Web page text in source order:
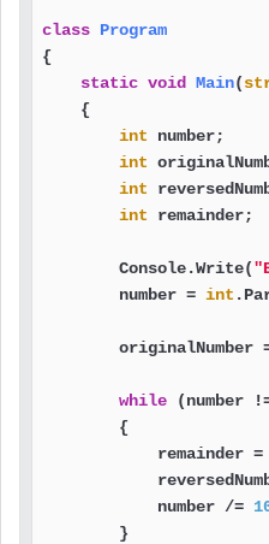
class Program
{
static void Main(
    {
int number;
int
int
int remainder;
        Console.Write(
        number =
int
originalNumber
while (number
        {
remainder =
            number /=
        }